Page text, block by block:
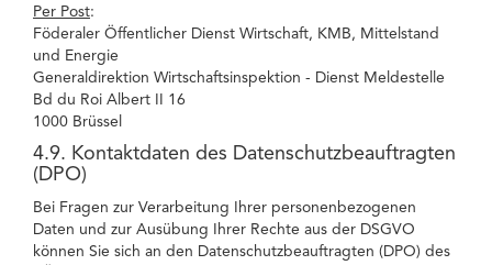
Per Post:
Föderaler Öffentlicher Dienst Wirtschaft, KMB, Mittelstand
und Energie
Generaldirektion Wirtschaftsinspektion - Dienst Meldestelle
Bd du Roi Albert II 16
1000 Brüssel
4.9. Kontaktdaten des Datenschutzbeauftragten
(DPO)
Bei Fragen zur Verarbeitung Ihrer personenbezogenen
Daten und zur Ausübung Ihrer Rechte aus der DSGVO
können Sie sich an den Datenschutzbeauftragten (DPO) des